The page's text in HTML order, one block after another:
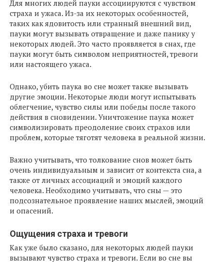
Для многих людей пауки ассоциируются с чувством
страха и ужаса. Из-за их некоторых особенностей,
таких как ядовитость или странный внешний вид,
пауки могут вызывать отвращение и даже панику у
некоторых людей. Это часто проявляется в снах, где
пауки могут быть символом неприятностей, тревоги
или настоящего ужаса.
Однако, убить паука во сне может также вызывать
другие эмоции. Некоторые люди могут испытывать
облегчение, чувство силы или победы после такого
действия в сновидении. Уничтожение паука может
символизировать преодоление своих страхов или
проблем, которые тяготят человека в реальной жизни.
Важно учитывать, что толкование снов может быть
очень индивидуальным и зависит от контекста сна, а
также от личных ассоциаций и эмоций каждого
человека. Необходимо учитывать, что сны — это
подсознательное проявление наших мыслей, эмоций
и опасений.
Ощущения страха и тревоги
Как уже было сказано, для некоторых людей пауки
вызывают чувство страха и тревоги. Если во сне вы